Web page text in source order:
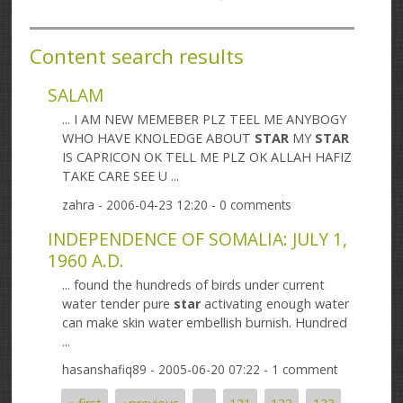
Content search results
SALAM
... I AM NEW MEMEBER PLZ TEEL ME ANYBOGY
WHO HAVE KNOLEDGE ABOUT STAR MY STAR
IS CAPRICON OK TELL ME PLZ OK ALLAH HAFIZ
TAKE CARE SEE U ...
zahra - 2006-04-23 12:20 - 0 comments
INDEPENDENCE OF SOMALIA: JULY 1,
1960 A.D.
... found the hundreds of birds under current
water tender pure star activating enough water
can make skin water embellish burnish. Hundred
...
hasanshafiq89 - 2005-06-20 07:22 - 1 comment